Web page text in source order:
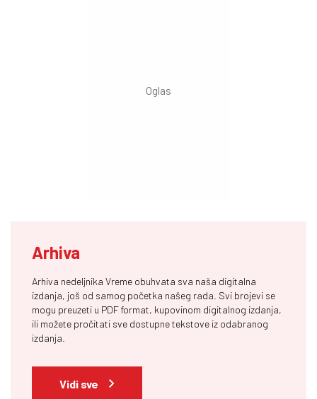
Arhiva
Arhiva nedeljnika Vreme obuhvata sva naša digitalna
izdanja, još od samog početka našeg rada. Svi brojevi se
mogu preuzeti u PDF format, kupovinom digitalnog izdanja,
ili možete pročitati sve dostupne tekstove iz odabranog
izdanja.
Vidi sve